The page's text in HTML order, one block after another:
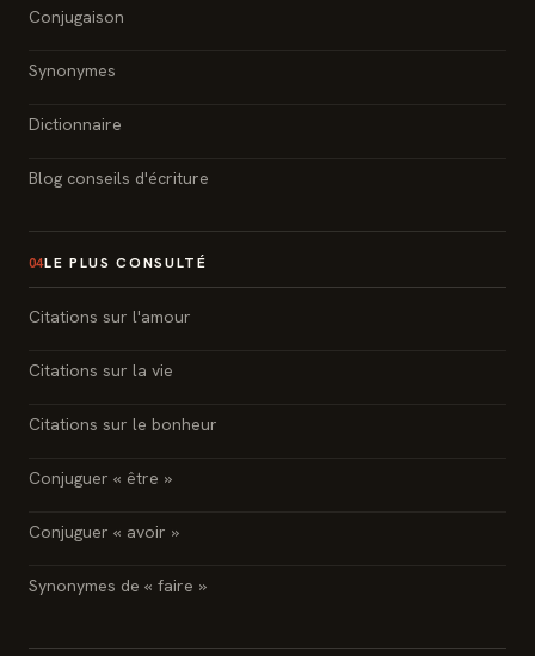
Conjugaison
Synonymes
Dictionnaire
Blog conseils d'écriture
04LE PLUS CONSULTÉ
Citations sur l'amour
Citations sur la vie
Citations sur le bonheur
Conjuguer « être »
Conjuguer « avoir »
Synonymes de « faire »